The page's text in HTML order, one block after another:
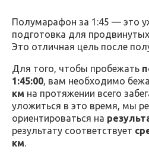
Полумарафон за 1:45 — это
подготовка для
Это отличная цель после
Для того, чтобы пробежать
1:45:00, вам необходимо
км на протяжении всего
уложиться в это время, мы
ориентироваться на
результату соответствует
км.